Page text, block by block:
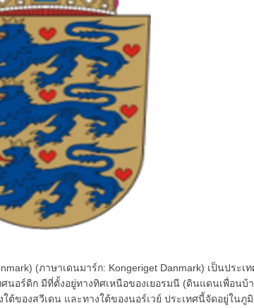
(ภาษาเดนมาร์ก: Kongeriget Danmark) เป็นประเ
นอร์ดิก มีที่ตั้งอยู่ทางทิศเหนือของเยอรมนี (ดินแดนเพื่อนบ้
ต้ของสวีเดน และทางใต้ของนอร์เวย์ ประเทศนี้จัดอยู่ในภูมิ